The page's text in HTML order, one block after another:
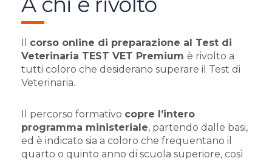
corso online di preparazione al Test di
Veterinaria TEST VET Premium è rivolto a
tutti coloro che desiderano superare il Test di
Veterinaria.
Il percorso formativo copre l’intero
programma ministeriale, partendo dalle basi,
ed è indicato sia a coloro che frequentano il
quarto o quinto anno di scuola superiore, così